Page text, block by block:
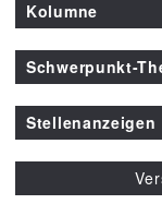
Kolumne
Schwerpunkt-
Stellenanzeigen